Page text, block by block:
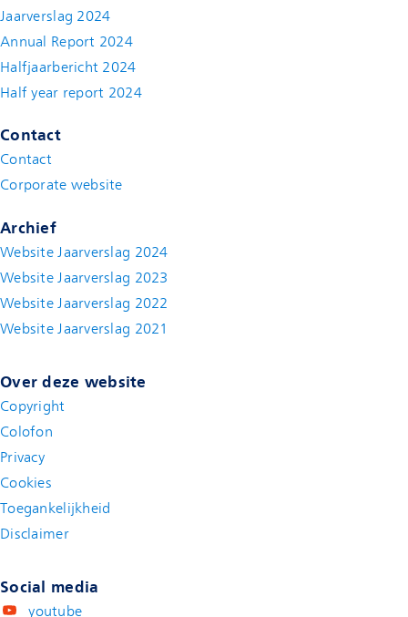
Jaarverslag 2024
Annual Report 2024
Halfjaarbericht 2024
Half year report 2024(new window)
Contact
Contact(new window)
Corporate website
Archief
Website Jaarverslag 2024
Website Jaarverslag 2023
Website Jaarverslag 2022
Website Jaarverslag 2021
Over deze website
Copyright
Colofon
Privacy
Cookies
Toegankelijkheid
Disclaimer(new window)
Social media
youtube